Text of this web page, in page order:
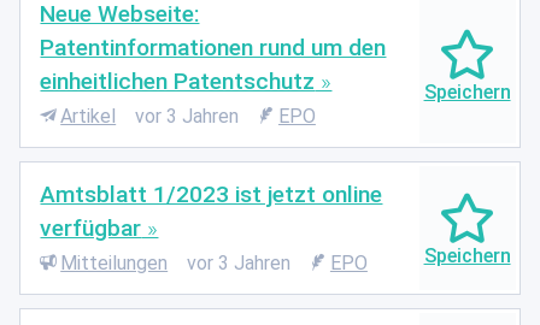
Neue Webseite:
Patentinformationen rund um den
einheitlichen Patentschutz
Artikel vor 3 Jahren EPO
Amtsblatt 1/2023 ist jetzt online
verfügbar
Mitteilungen vor 3 Jahren EPO